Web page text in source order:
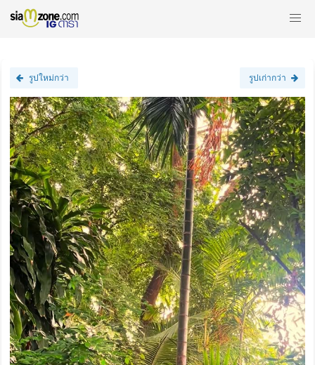
รูปใหม่กว่า รูปเก่ากว่า